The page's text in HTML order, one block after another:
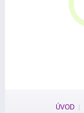
ÚVOD